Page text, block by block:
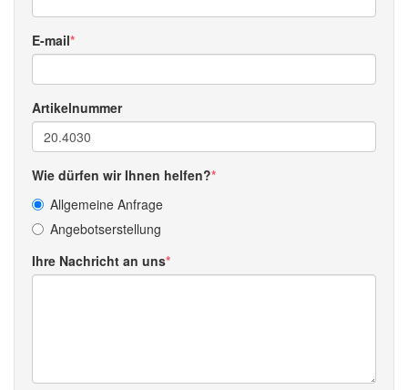
E-mail
Artikelnummer
Wie dürfen wir Ihnen helfen?
Allgemeine Anfrage
Angebotserstellung
Ihre Nachricht an uns